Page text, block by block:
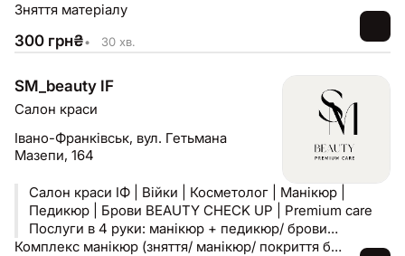
Зняття матеріалу
300 грн₴• 30 хв.
SM_beauty IF
Салон краси
Івано-Франківськ, вул. Гетьмана
Мазепи, 164
Салон краси ІФ | Війки | Косметолог | Манікюр |
Педикюр | Брови BEAUTY CHECK UP | Premium care
Послуги в 4 руки: манікюр + педикюр/ брови
Педикюр + ламінування вій ІФ/ЖК Липки, вул. Мазепи,
Комплекс манікюр (зняття/ манікюр/ покриття база + гель лак (ремонт 1-2 нігтів)